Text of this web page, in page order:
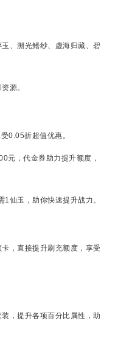
、溯光鳍纱、虚海归藏、碧
源。
0.05折超值优惠。
元，代金券助力提升额度，
1仙玉，助你快速提升战力。
，直接提升刷充额度，享受
，提升各项百分比属性，助